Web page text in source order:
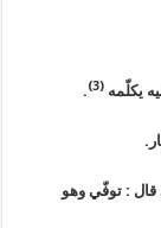
يكلّمه(3)
.
: توفّي وهو